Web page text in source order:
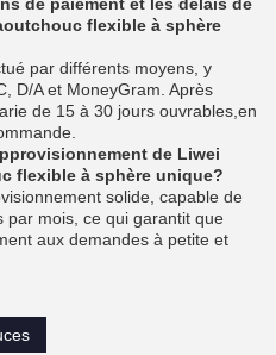
flexible à sphère
par différents moyens, y
D/A et MoneyGram. Après
de 15 à 30 jours ouvrables,en
de Liwei
flexible à sphère unique?
solide, capable de
par mois, ce qui garantit que
aux demandes à petite et